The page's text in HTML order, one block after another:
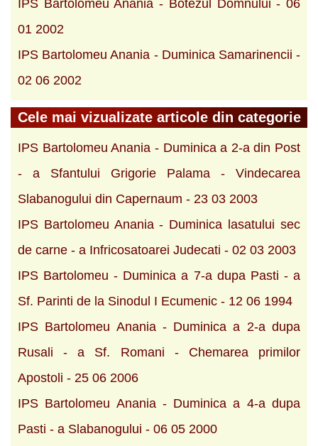
IPS Bartolomeu Anania - Botezul Domnului - 06
01 2002
IPS Bartolomeu Anania - Duminica Samarinencii -
02 06 2002
Cele mai vizualizate articole din categorie
IPS Bartolomeu Anania - Duminica a 2-a din Post
- a Sfantului Grigorie Palama - Vindecarea
Slabanogului din Capernaum - 23 03 2003
IPS Bartolomeu Anania - Duminica lasatului sec
de carne - a Infricosatoarei Judecati - 02 03 2003
IPS Bartolomeu - Duminica a 7-a dupa Pasti - a
Sf. Parinti de la Sinodul I Ecumenic - 12 06 1994
IPS Bartolomeu Anania - Duminica a 2-a dupa
Rusali - a Sf. Romani - Chemarea primilor
Apostoli - 25 06 2006
IPS Bartolomeu Anania - Duminica a 4-a dupa
Pasti - a Slabanogului - 06 05 2000